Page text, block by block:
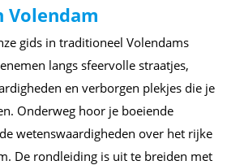
Volendam
gids in traditioneel Volendams
langs sfeervolle straatjes,
en verborgen plekjes die je
Onderweg hoor je boeiende
wetenswaardigheden over het rijke
De rondleiding is uit te breiden met